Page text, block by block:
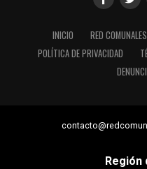
INICIO RED COMUNALES
POLÍTICA DE PRIVACIDAD
Región